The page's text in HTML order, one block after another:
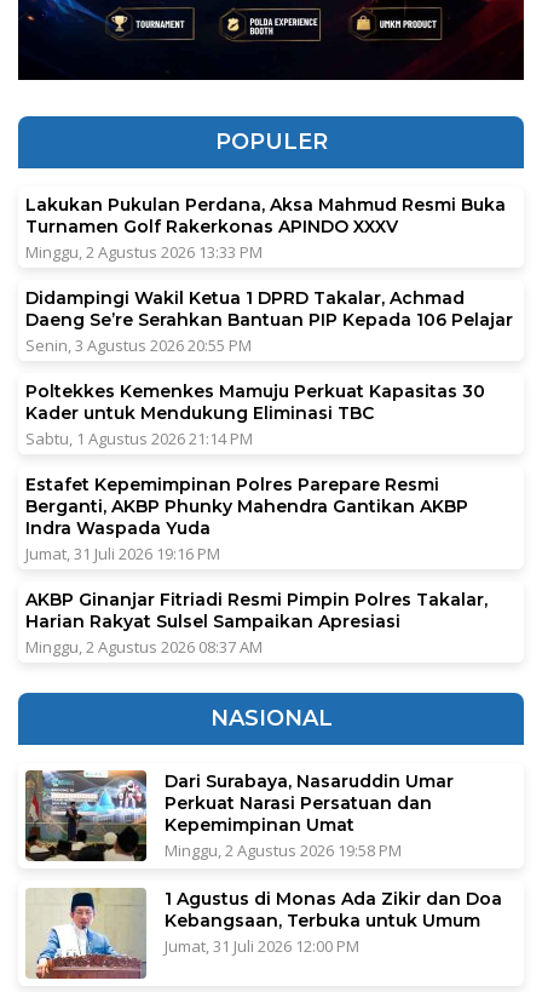
POPULER
Lakukan Pukulan Perdana, Aksa Mahmud Resmi Buka
Turnamen Golf Rakerkonas APINDO XXXV
Minggu, 2 Agustus 2026 13:33 PM
Didampingi Wakil Ketua 1 DPRD Takalar, Achmad
Daeng Se’re Serahkan Bantuan PIP Kepada 106 Pelajar
Senin, 3 Agustus 2026 20:55 PM
Poltekkes Kemenkes Mamuju Perkuat Kapasitas 30
Kader untuk Mendukung Eliminasi TBC
Sabtu, 1 Agustus 2026 21:14 PM
Estafet Kepemimpinan Polres Parepare Resmi
Berganti, AKBP Phunky Mahendra Gantikan AKBP
Indra Waspada Yuda
Jumat, 31 Juli 2026 19:16 PM
AKBP Ginanjar Fitriadi Resmi Pimpin Polres Takalar,
Harian Rakyat Sulsel Sampaikan Apresiasi
Minggu, 2 Agustus 2026 08:37 AM
NASIONAL
Dari Surabaya, Nasaruddin Umar
Perkuat Narasi Persatuan dan
Kepemimpinan Umat
Minggu, 2 Agustus 2026 19:58 PM
1 Agustus di Monas Ada Zikir dan Doa
Kebangsaan, Terbuka untuk Umum
Jumat, 31 Juli 2026 12:00 PM